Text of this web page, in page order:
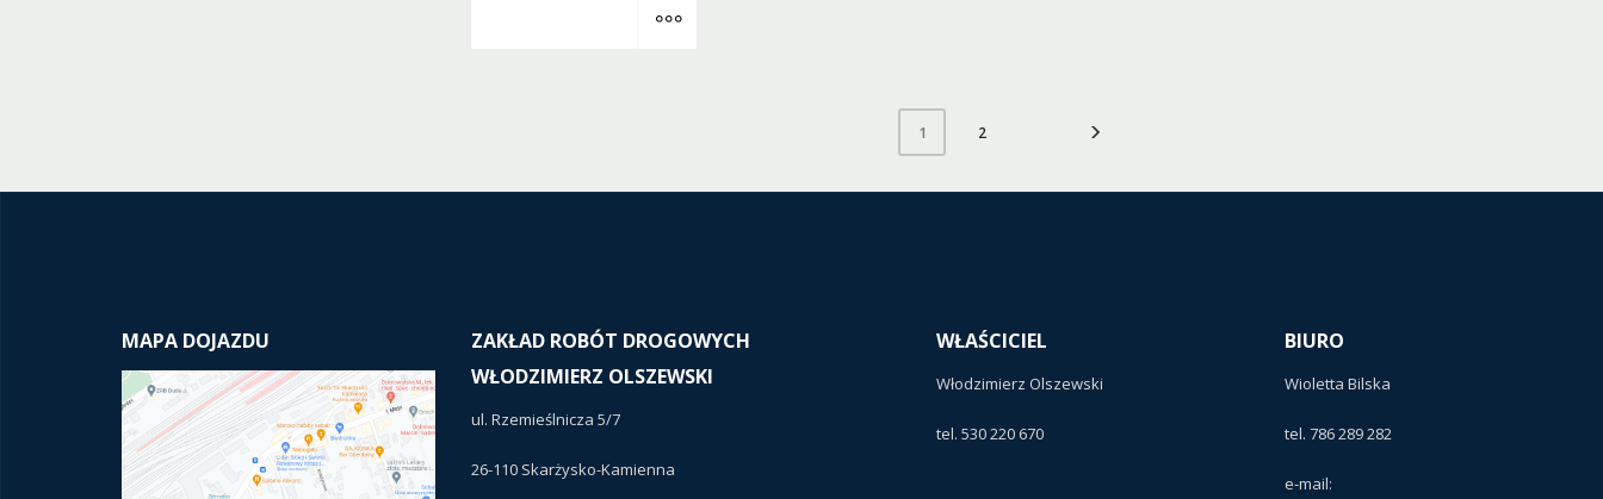
1 2
MAPA DOJAZDU
ZAKŁAD ROBÓT DROGOWYCH
WŁODZIMIERZ OLSZEWSKI
ul. Rzemieślnicza 5/7
26-110 Skarżysko-Kamienna
WŁAŚCICIEL
Włodzimierz Olszewski
tel. 530 220 670
BIURO
Wioletta Bilska
tel. 786 289 282
e-mail: